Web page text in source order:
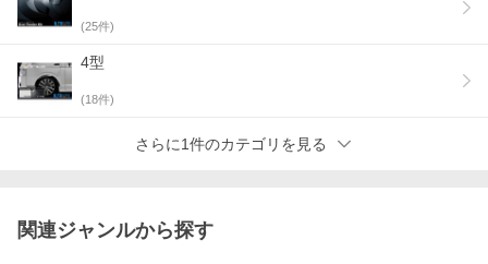
(25件)
4型
(18件)
さらに1件のカテゴリを見る
関連ジャンルから探す